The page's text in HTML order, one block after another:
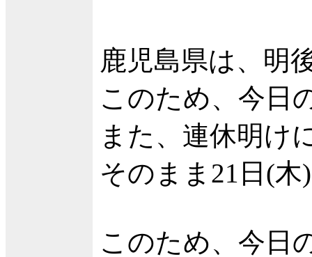
鹿児島県は、明
このため、今日
また、連休明け
そのまま21日(
このため、今日